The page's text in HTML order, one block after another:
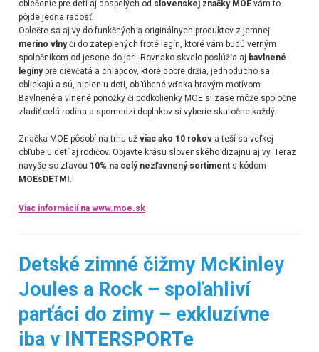
oblečenie pre deti aj dospelých od slovenskej značky MOEvám to
pôjde jedna radosť.
Oblečte sa aj vy do funkčných a originálnych produktov z jemnej
merino vlnyči do zateplených froté legín, ktoré vám budú verným
spoločníkom od jesene do jari. Rovnako skvelo poslúžia aj bavlnené
legínypre dievčatá a chlapcov, ktoré dobre držia, jednoducho sa
obliekajú a sú, nielen u detí, obľúbené vďaka hravým motívom.
Bavlnené a vlnené ponožky či podkolienky MOE si zase môže spoločne
zladiť celá rodina a spomedzi doplnkov si vyberie skutočne každý.
Značka MOE pôsobí na trhu už viac ako 10 rokova teší sa veľkej
obľube u detí aj rodičov. Objavte krásu slovenského dizajnu aj vy. Teraz
navyše so zľavou 10% na celý nezľavnený sortiments kódom
MOEsDETMI .
Viac informácií na www.moe.sk
Detské zimné čižmy McKinley
Joules a Rock – spoľahliví
parťáci do zimy – exkluzívne
iba v INTERSPORTe